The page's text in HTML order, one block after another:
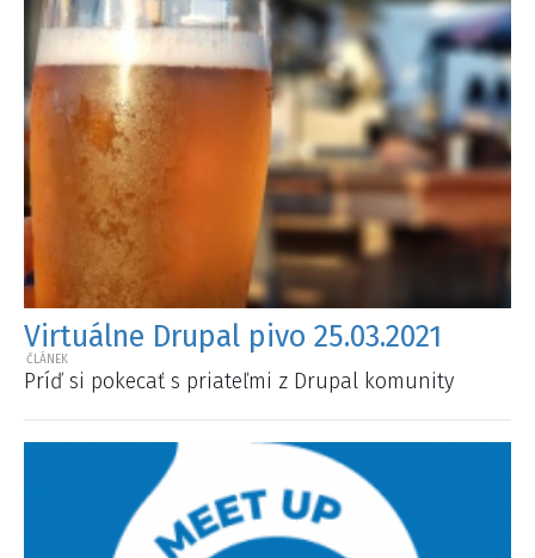
Virtuálne Drupal pivo 25.03.2021
Príď si pokecať s priateľmi z Drupal komunity